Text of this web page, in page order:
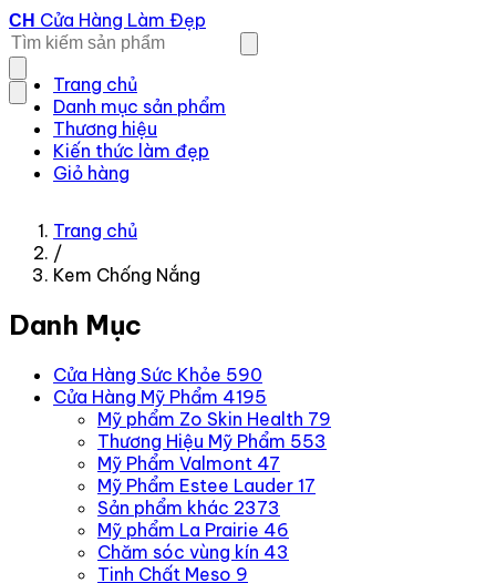
CH Cửa Hàng Làm Đẹp
Trang chủ
Danh mục sản phẩm
Thương hiệu
Kiến thức làm đẹp
Giỏ hàng
Trang chủ
/
Kem Chống Nắng
Danh Mục
Cửa Hàng Sức Khỏe 590
Cửa Hàng Mỹ Phẩm 4195
Mỹ phẩm Zo Skin Health 79
Thương Hiệu Mỹ Phẩm 553
Mỹ Phẩm Valmont 47
Mỹ Phẩm Estee Lauder 17
Sản phẩm khác 2373
Mỹ phẩm La Prairie 46
Chăm sóc vùng kín 43
Tinh Chất Meso 9